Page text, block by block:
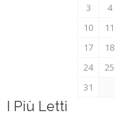
3
4
10
11
17
18
24
25
31
I Più Letti